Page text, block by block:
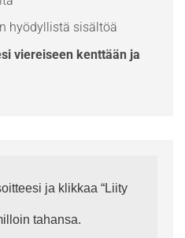
hyödyllistä sisältöä
viereiseen kenttään ja
ja klikkaa “Liity
tahansa.